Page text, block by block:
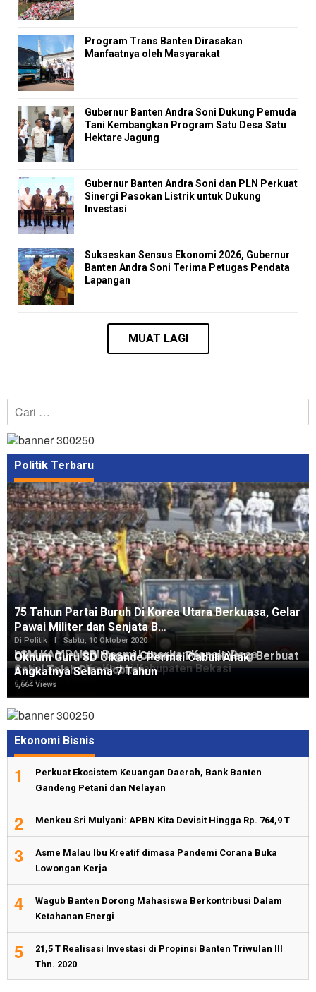
Program Trans Banten Dirasakan
Manfaatnya oleh Masyarakat
Gubernur Banten Andra Soni Dukung Pemuda
Tani Kembangkan Program Satu Desa Satu
Hektare Jagung
Gubernur Banten Andra Soni dan PLN Perkuat
Sinergi Pasokan Listrik untuk Dukung
Investasi
Sukseskan Sensus Ekonomi 2026, Gubernur
Banten Andra Soni Terima Petugas Pendata
Lapangan
Cari
untuk:
Politik Terbaru
75 Tahun Partai Buruh Di Korea Utara Berkuasa, Gelar
Pawai Militer dan Senjata B…
Di Politik Sabtu, 10 Oktober 2020
Hukum Kriminal
LSM KAMPAK RI Resmi Laporkan Kepala Desa
Setialaksana Ke Kejari Kabupaten Bekasi
6,740 Views
Oknum Guru SD Negeri Cikande Permai Yang Berbuat
Cabul Telah Dinonjobkan
6,542 Views
Oknum Guru SD Cikande Permai Cabuli Anak
Angkatnya Selama 7 Tahun
5,664 Views
Ekonomi Bisnis
1
Perkuat Ekosistem Keuangan Daerah, Bank Banten
Gandeng Petani dan Nelayan
2 Menkeu Sri Mulyani: APBN Kita Devisit Hingga Rp. 764,9 T
3
Asme Malau Ibu Kreatif dimasa Pandemi Corana Buka
Lowongan Kerja
4
Wagub Banten Dorong Mahasiswa Berkontribusi Dalam
Ketahanan Energi
5
21,5 T Realisasi Investasi di Propinsi Banten Triwulan III
Thn. 2020